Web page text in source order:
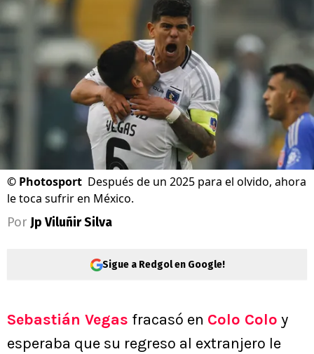
© Photosport Después de un 2025 para el olvido, ahora
le toca sufrir en México.
Por Jp Viluñir Silva
Sigue a Redgol en Google!
Sebastián Vegas fracasó en Colo Colo y
esperaba que su regreso al extranjero le